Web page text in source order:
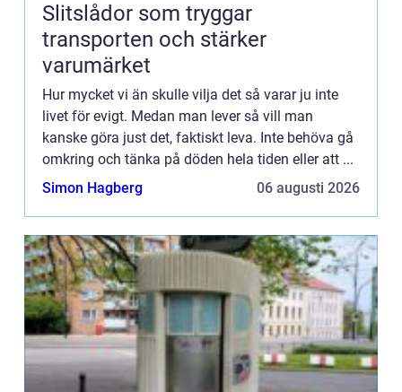
Slitslådor som tryggar
transporten och stärker
varumärket
Hur mycket vi än skulle vilja det så varar ju inte
livet för evigt. Medan man lever så vill man
kanske göra just det, faktiskt leva. Inte behöva gå
omkring och tänka på döden hela tiden eller att ...
Simon Hagberg
06 augusti 2026